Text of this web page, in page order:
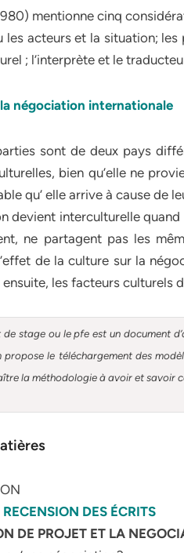
mentionne cinq
les acteurs et la situation;
; l’interprète et le
négociation internationale
sont de deux pays
bien qu’elle ne
qu’ elle arrive à cause de
devient interculturelle
ne partagent pas les
de la culture sur la
ensuite, les facteurs culturels
stage ou le pfe est un document
propose le téléchargement des
la méthodologie à avoir et savoir
DES ÉCRITS
DE PROJET ET LA